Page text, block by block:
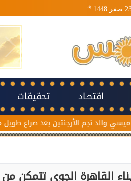
23 صفر 1448 هـ
اقتصاد تحقيقات
الأرجنتين بعد صراع طويل مع المرض